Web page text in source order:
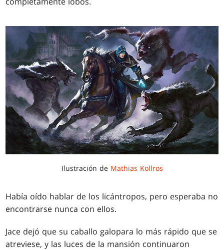
Ilustración de Mathias Kollros
Había oído hablar de los licántropos, pero esperaba no
encontrarse nunca con ellos.
Jace dejó que su caballo galopara lo más rápido que se
atreviese, y las luces de la mansión continuaron